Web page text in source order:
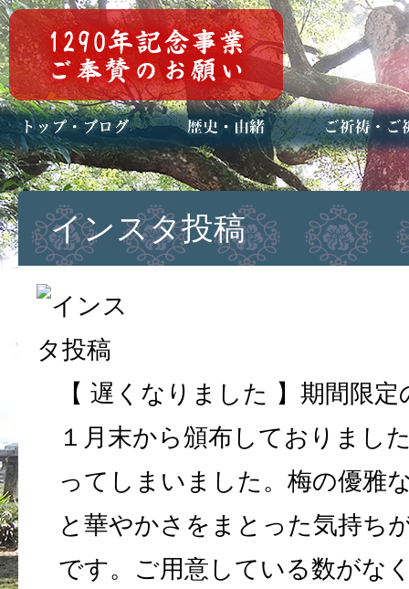
トップページ
ブログ(日々八百万)
お知らせ一覧 歴史・ご祭神
年中行事
メディア掲載 ご祈祷・ご祈
安産祈願
初宮参り
七五三詣
長寿のお祝い
神前結婚式
厄祓い・方位
車のお祓い
地鎮祭
神葬祭（神式
インスタ投稿
【 遅くなりました 】期間限
１月末から頒布しておりまし
ってしまいました。梅の優雅
と華やかさをまとった気持ち
です。ご用意している数がな